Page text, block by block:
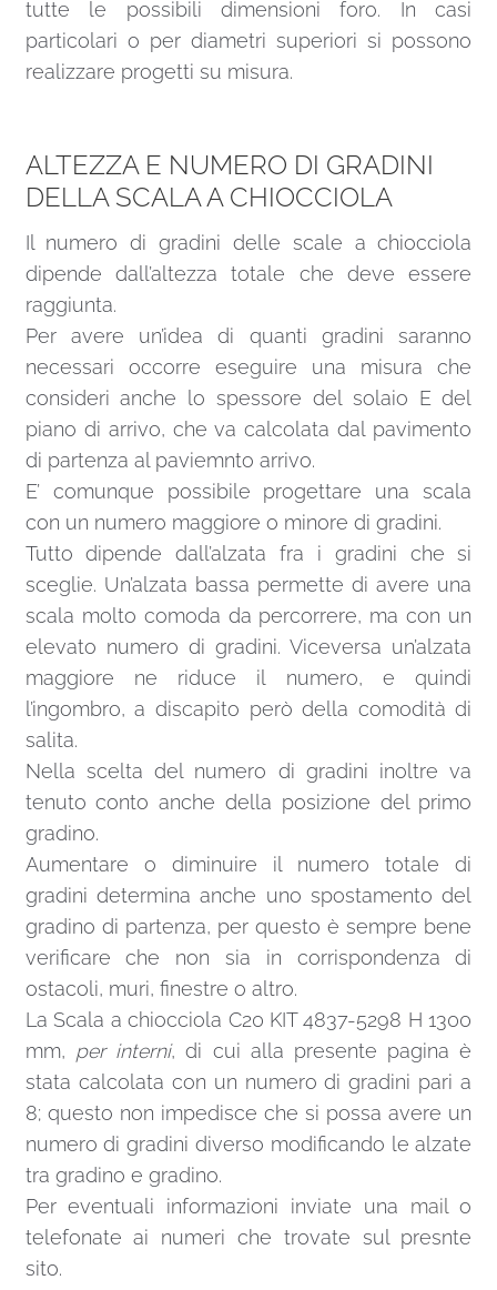
tutte le possibili dimensioni foro. In casi
particolari o per diametri superiori si possono
realizzare progetti su misura.
ALTEZZA E NUMERO DI GRADINI
DELLA SCALA A CHIOCCIOLA
Il numero di gradini delle scale a chiocciola
dipende dall’altezza totale che deve essere
raggiunta.
Per avere un’idea di quanti gradini saranno
necessari occorre eseguire una misura che
consideri anche lo spessore del solaio E del
piano di arrivo, che va calcolata dal pavimento
di partenza al paviemnto arrivo.
E’ comunque possibile progettare una scala
con un numero maggiore o minore di gradini.
Tutto dipende dall’alzata fra i gradini che si
sceglie. Un’alzata bassa permette di avere una
scala molto comoda da percorrere, ma con un
elevato numero di gradini. Viceversa un’alzata
maggiore ne riduce il numero, e quindi
l’ingombro, a discapito però della comodità di
salita.
Nella scelta del numero di gradini inoltre va
tenuto conto anche della posizione del primo
gradino.
Aumentare o diminuire il numero totale di
gradini determina anche uno spostamento del
gradino di partenza, per questo è sempre bene
verificare che non sia in corrispondenza di
ostacoli, muri, finestre o altro.
La Scala a chiocciola C20 KIT 4837-5298 H 1300
mm, per interni, di cui alla presente pagina è
stata calcolata con un numero di gradini pari a
8; questo non impedisce che si possa avere un
numero di gradini diverso modificando le alzate
tra gradino e gradino.
Per eventuali informazioni inviate una mail o
telefonate ai numeri che trovate sul presnte
sito.